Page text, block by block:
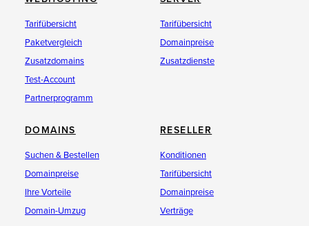
Tarifübersicht
Paketvergleich
Zusatzdomains
Test-Account
Partnerprogramm
Tarifübersicht
Domainpreise
Zusatzdienste
DOMAINS
Suchen & Bestellen
Domainpreise
Ihre Vorteile
Domain-Umzug
RESELLER
Konditionen
Tarifübersicht
Domainpreise
Verträge